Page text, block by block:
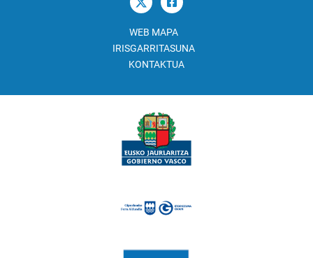
WEB MAPA
IRISGARRITASUNA
KONTAKTUA